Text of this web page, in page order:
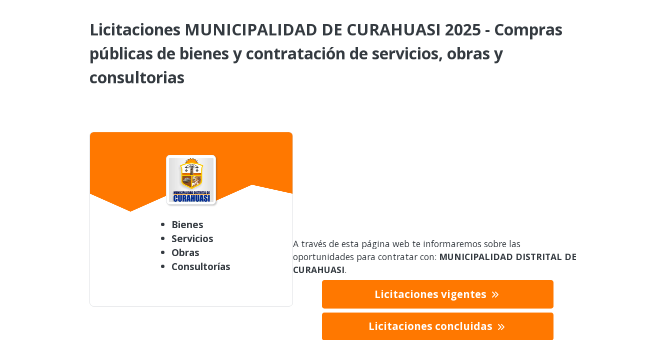
Licitaciones MUNICIPALIDAD DE CURAHUASI 2025 - Compras
públicas de bienes y contratación de servicios, obras y
consultorias
Bienes
Servicios
Obras
Consultorías
A través de esta página web te informaremos sobre las
oportunidades para contratar con: MUNICIPALIDAD DISTRITAL DE
CURAHUASI.
Licitaciones vigentes
Licitaciones concluidas